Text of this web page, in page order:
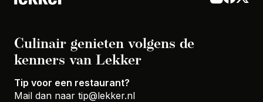
Culinair genieten volgens de
kenners van Lekker
Tip voor een restaurant?
Mail dan naar tip@lekker.nl